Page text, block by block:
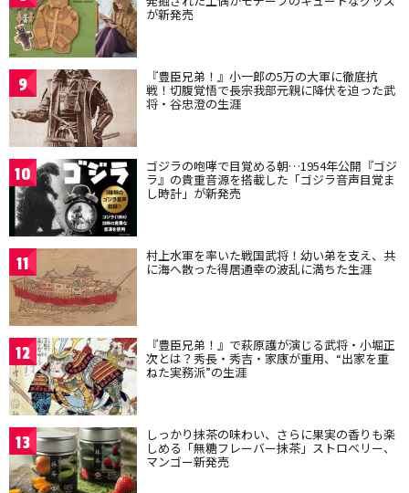
が新発売
9 『豊臣兄弟！』小一郎の5万の大軍に徹底抗
戦！切腹覚悟で長宗我部元親に降伏を迫った武
将・谷忠澄の生涯
10 ゴジラの咆哮で目覚める朝…1954年公開『ゴジ
ラ』の貴重音源を搭載した「ゴジラ音声目覚ま
し時計」が新発売
11 村上水軍を率いた戦国武将！幼い弟を支え、共
に海へ散った得居通幸の波乱に満ちた生涯
12 『豊臣兄弟！』で萩原護が演じる武将・小堀正
次とは？秀長・秀吉・家康が重用、“出家を重
ねた実務派”の生涯
13 しっかり抹茶の味わい、さらに果実の香りも楽
しめる「無糖フレーバー抹茶」ストロベリー、
マンゴー新発売